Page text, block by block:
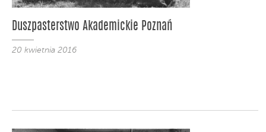
Duszpasterstwo Akademickie Poznań
20 kwietnia 2016